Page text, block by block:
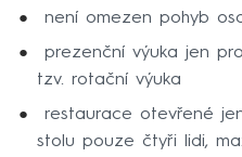
není omezen pohyb
prezenční výuka jen
tzv. rotační výuka
restaurace otevřené
stolu pouze čtyři lidi,